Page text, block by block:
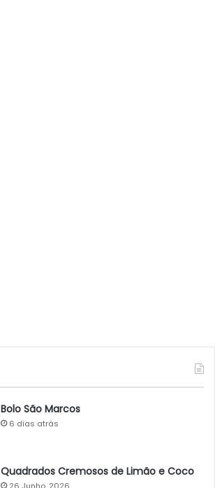
Bolo São Marcos
6 dias atrás
Quadrados Cremosos de Limão e Coco